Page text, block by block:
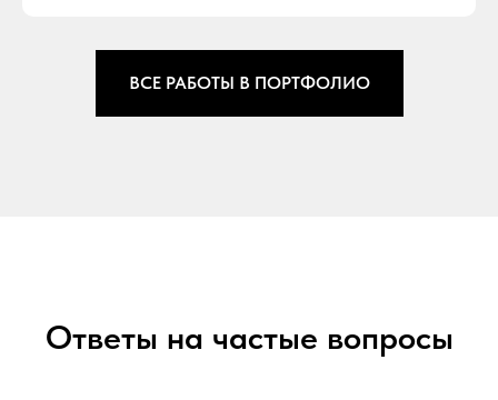
ВСЕ РАБОТЫ В ПОРТФОЛИО
Ответы на частые вопросы